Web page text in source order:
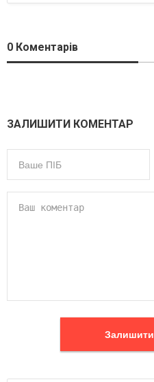
0 Коментарів
ЗАЛИШИТИ КОМЕНТАР